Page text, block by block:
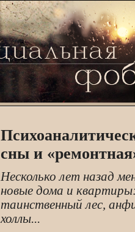
сны и
Несколько лет назад
новые дома и
таинственный лес,
холлы...